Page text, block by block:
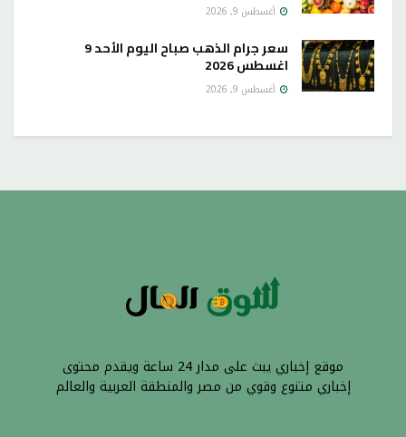
أغسطس 9, 2026
سعر جرام الذهب صباح اليوم الأحد 9
اغسطس 2026
أغسطس 9, 2026
موقع إخباري يبث على مدار 24 ساعة ويقدم محتوى
إخباري متنوع وقوي من مصر والمنطقة العربية والعالم